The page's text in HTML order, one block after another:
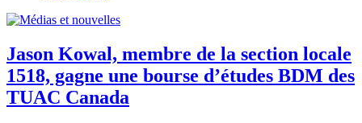
Jason Kowal, membre de la section locale
1518, gagne une bourse d’études BDM des
TUAC Canada